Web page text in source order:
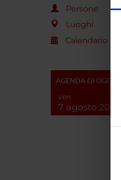
Persone
Luoghi
Calendario
AGENDA DI OGGI
ven
7 agosto 2026